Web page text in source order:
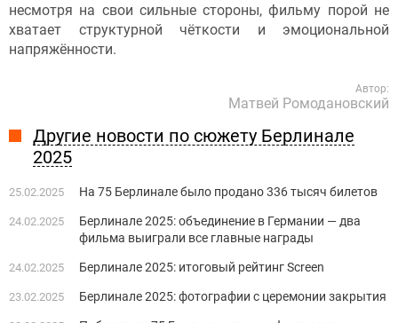
несмотря на свои сильные стороны, фильму порой не
хватает структурной чёткости и эмоциональной
напряжённости.
Автор:
Матвей Ромодановский
Другие новости по сюжету Берлинале
2025
25.02.2025 На 75 Берлинале было продано 336 тысяч билетов
24.02.2025
Берлинале 2025: объединение в Германии — два
фильма выиграли все главные награды
24.02.2025 Берлинале 2025: итоговый рейтинг Screen
23.02.2025 Берлинале 2025: фотографии с церемонии закрытия